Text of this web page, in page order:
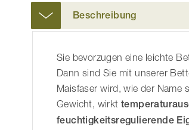
Anfang
der
springen
Beschreibung
Sie bevorzugen eine leichte
Dann sind Sie mit unserer
Maisfaser wird, wie der Name
Gewicht, wirkt
feuchtigkeitsregulierende